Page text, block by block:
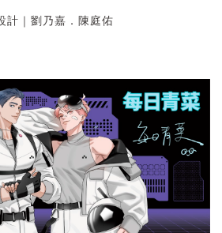
計｜劉乃嘉．陳庭佑